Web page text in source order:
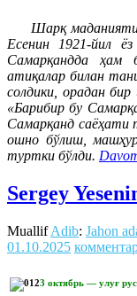
Шарқ
Есенин 1921-йил
Самарқандда ҳам
атиқалар билан
солдики, орадан
«Барибир бу
Самарқанд саёҳати
ошно бўлиш,
туртки бўлди.
Sergey
MuallifAdib: Jahon
01.10.2025
3 октябрь — улуғ